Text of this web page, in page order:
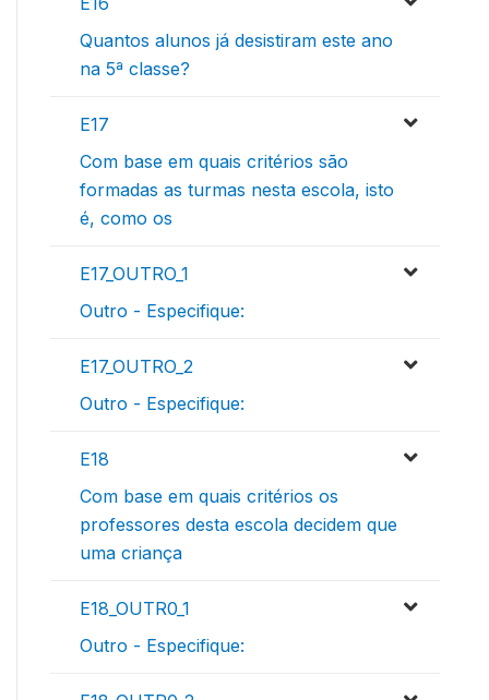
Quantos alunos já desistiram este ano
na 5ª classe?
E17
Com base em quais critérios são
formadas as turmas nesta escola, isto
é, como os
E17_OUTRO_1
Outro - Especifique:
E17_OUTRO_2
Outro - Especifique:
E18
Com base em quais critérios os
professores desta escola decidem que
uma criança
E18_OUTR0_1
Outro - Especifique: